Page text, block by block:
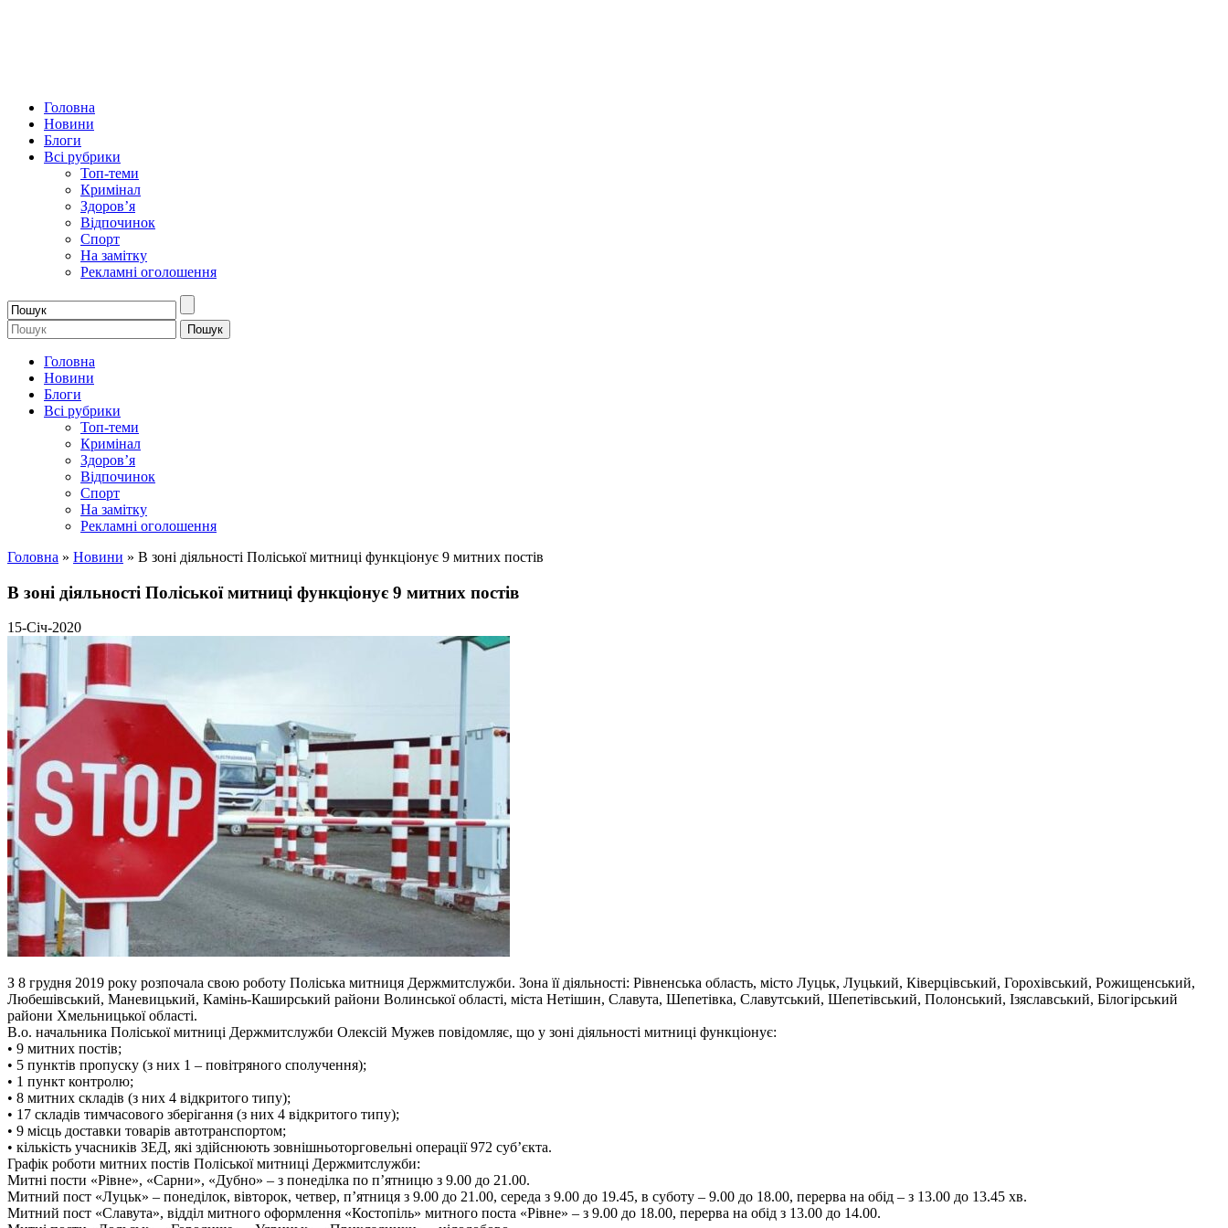
Головна
Новини
Блоги
Всі рубрики
Топ-теми
Кримінал
Здоров’я
Відпочинок
Спорт
На замітку
Рекламні оголошення
Головна
Новини
Блоги
Всі рубрики
Топ-теми
Кримінал
Здоров’я
Відпочинок
Спорт
На замітку
Рекламні оголошення
Головна » Новини » В зоні діяльності Поліської митниці функціонує 9 митних постів
В зоні діяльності Поліської митниці функціонує 9 митних постів
15-Січ-2020
З 8 грудня 2019 року розпочала свою роботу Поліська митниця Держмитслужби. Зона її діяльності: Рівненська область, місто Луцьк, Луцький, Ківерцівський, Горохівський, Рожищенський,
Любешівський, Маневицький, Камінь-Каширський райони Волинської області, міста Нетішин, Славута, Шепетівка, Славутський, Шепетівський, Полонський, Ізяславський, Білогірський
райони Хмельницької області.
В.о. начальника Поліської митниці Держмитслужби Олексій Мужев повідомляє, що у зоні діяльності митниці функціонує:
• 9 митних постів;
• 5 пунктів пропуску (з них 1 – повітряного сполучення);
• 1 пункт контролю;
• 8 митних складів (з них 4 відкритого типу);
• 17 складів тимчасового зберігання (з них 4 відкритого типу);
• 9 місць доставки товарів автотранспортом;
• кількість учасників ЗЕД, які здійснюють зовнішньоторговельні операції 972 суб’єкта.
Графік роботи митних постів Поліської митниці Держмитслужби:
Митні пости «Рівне», «Сарни», «Дубно» – з понеділка по п’ятницю з 9.00 до 21.00.
Митний пост «Луцьк» – понеділок, вівторок, четвер, п’ятниця з 9.00 до 21.00, середа з 9.00 до 19.45, в суботу – 9.00 до 18.00, перерва на обід – з 13.00 до 13.45 хв.
Митний пост «Славута», відділ митного оформлення «Костопіль» митного поста «Рівне» – з 9.00 до 18.00, перерва на обід з 13.00 до 14.00.